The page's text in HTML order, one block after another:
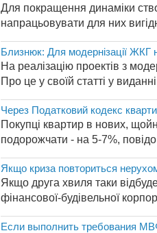
Для покращення динаміки
напрацьовувати для них
Близнюк: Для модернізації ЖКГ
На реалізацію проектів з
Про це у своїй статті у
Через Податковий кодекс
Покупці квартир в нових,
подорожчати - на 5-7%,
Якщо криза повториться
Якщо друга хвиля таки
фінансової-будівельної
Если выполнить требования